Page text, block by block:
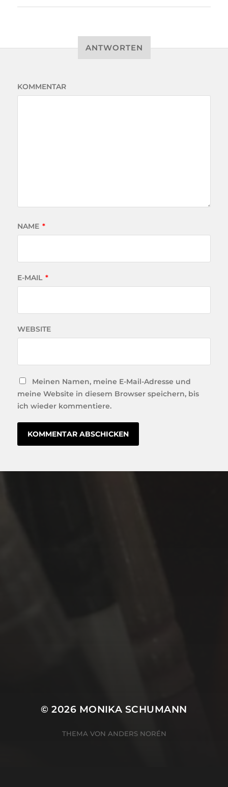
ANTWORTEN
KOMMENTAR
NAME *
E-MAIL *
WEBSITE
Meinen Namen, meine E-Mail-Adresse und
meine Website in diesem Browser speichern, bis
ich wieder kommentiere.
© 2026 MONIKA SCHUMANN
THEMA VON ANDERS NORÉN